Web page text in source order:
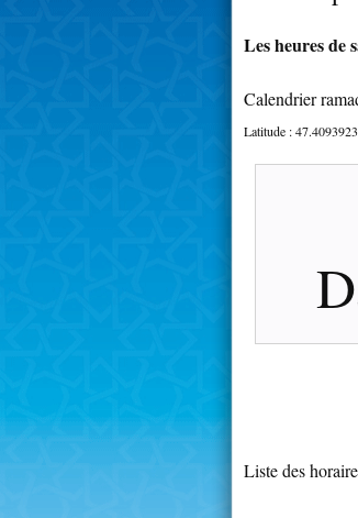
Les heures de
Calendrier
Latitude :47.4093923
Liste des